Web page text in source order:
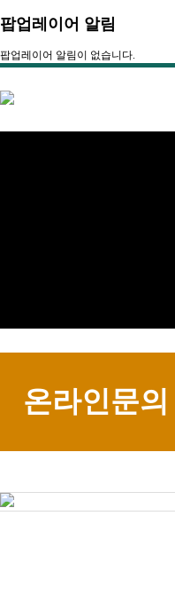
팝업레이어 알림
팝업레이어 알림이 없습니다.
온라인문의